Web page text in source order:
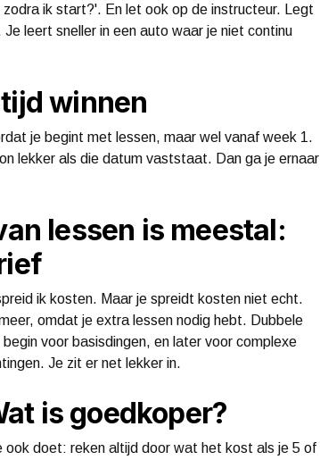
ik start?'. En let ook op de instructeur. Legt
leert sneller in een auto waar je niet continu
winnen
je begint met lessen, maar wel vanaf week 1.
lekker als die datum vaststaat. Dan ga je ernaar
lessen is meestal:
ik kosten. Maar je spreidt kosten niet echt.
omdat je extra lessen nodig hebt. Dubbele
voor basisdingen, en later voor complexe
Je zit er net lekker in.
is goedkoper?
doet: reken altijd door wat het kost als je 5 of